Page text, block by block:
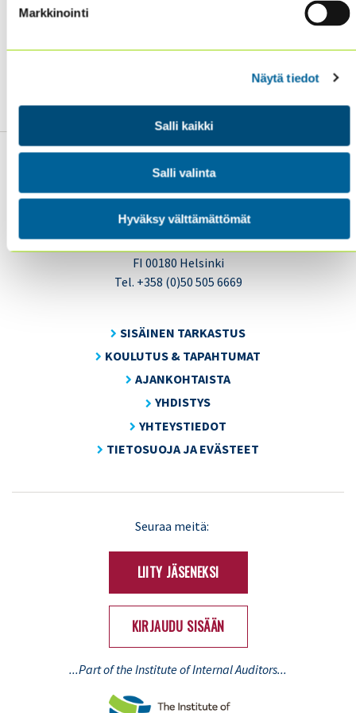
Markkinointi
Näytä tiedot
Salli kaikki
Salli valinta
Hyväksy välttämättömät
käytännön neuvoja tarkastajilla on hyvät valmiudet
Sisäiset tarkastajat ry / Oy Inreviso Ab
Energiakuja 3
FI 00180 Helsinki
Tel. +358 (0)50 505 6669
SISÄINEN TARKASTUS
KOULUTUS & TAPAHTUMAT
AJANKOHTAISTA
YHDISTYS
YHTEYSTIEDOT
TIETOSUOJA JA EVÄSTEET
Seuraa meitä:
LIITY JÄSENEKSI
KIRJAUDU SISÄÄN
...Part of the Institute of Internal Auditors...